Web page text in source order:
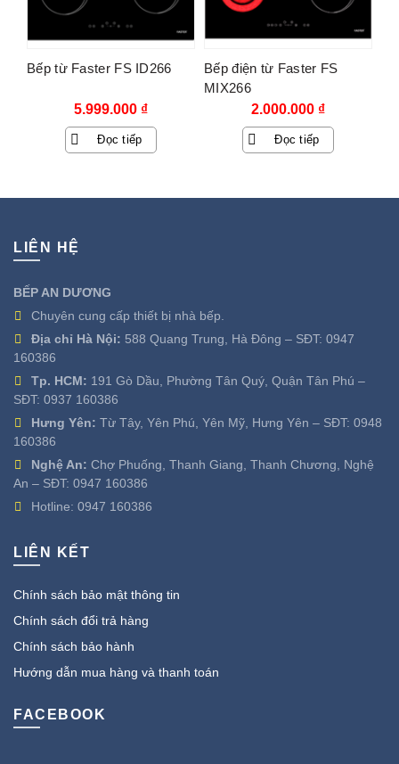
Bếp từ Faster FS ID266
5.999.000 ₫
Đọc tiếp
Bếp điện từ Faster FS
MIX266
2.000.000 ₫
Đọc tiếp
LIÊN HỆ
BẾP AN DƯƠNG
Chuyên cung cấp thiết bị nhà bếp.
Địa chỉ Hà Nội: 588 Quang Trung, Hà Đông – SĐT: 0947
160386
Tp. HCM: 191 Gò Dầu, Phường Tân Quý, Quận Tân Phú –
SĐT: 0937 160386
Hưng Yên: Từ Tây, Yên Phú, Yên Mỹ, Hưng Yên – SĐT: 0948
160386
Nghệ An: Chợ Phuống, Thanh Giang, Thanh Chương, Nghệ
An – SĐT: 0947 160386
Hotline: 0947 160386
LIÊN KẾT
Chính sách bảo mật thông tin
Chính sách đổi trả hàng
Chính sách bảo hành
Hướng dẫn mua hàng và thanh toán
FACEBOOK